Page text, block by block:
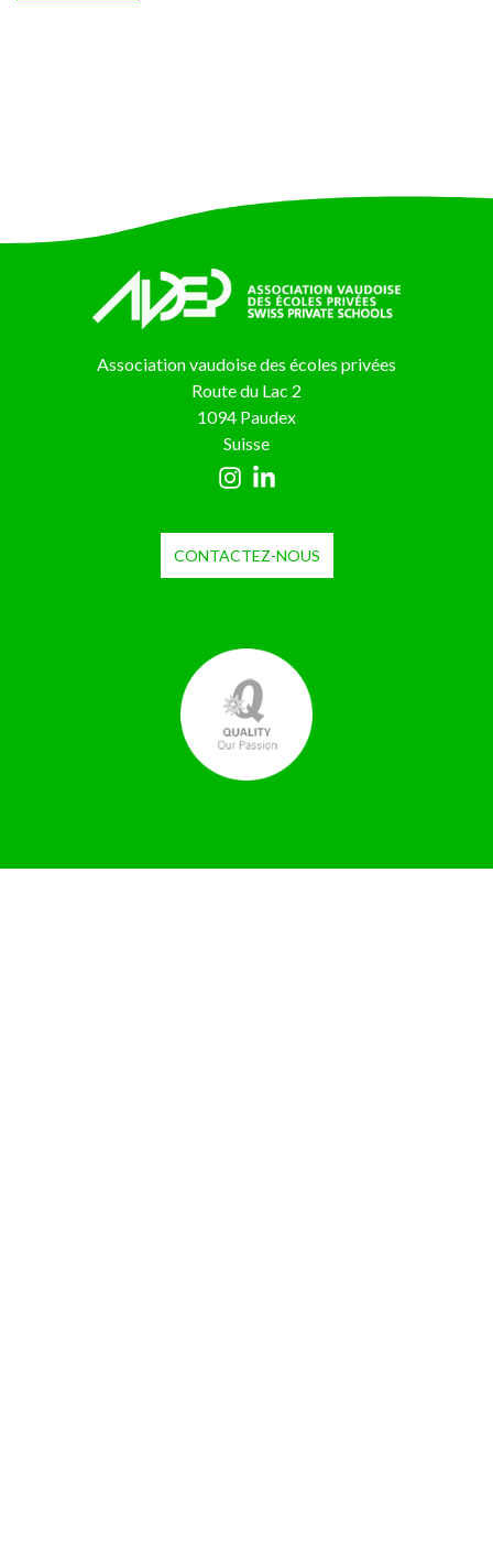
Association vaudoise des écoles privées
Route du Lac 2
1094 Paudex
Suisse
CONTACTEZ-NOUS